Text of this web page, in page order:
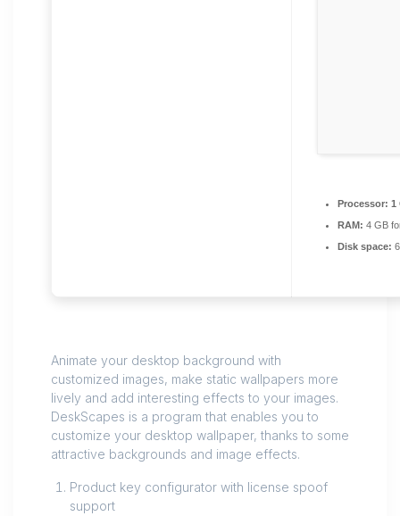
Processor: 1
RAM: 4 GB
Disk space:
Animate your desktop background with
customized images, make static wallpapers more
lively and add interesting effects to your images.
DeskScapes is a program that enables you to
customize your desktop wallpaper, thanks to some
attractive backgrounds and image effects.
Product key configurator with license spoof
support